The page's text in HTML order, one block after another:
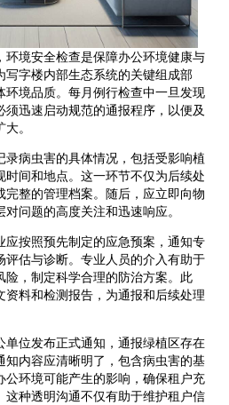
环境安全检查是保障办公环境健康与
写字楼内部生态系统的关键组成部
环境品质。每月例行检查中一旦发现
迅速启动规范的通报程序，以便及
。
病虫害的具体情况，包括受影响植
间和地点。这一环节不仅为后续处
整的管理档案。随后，应立即向物
问题的高度关注和迅速响应。
应按照预先制定的应急预案，通知专
评估与诊断。专业人员的介入有助于
险，制定科学合理的防治方案。此
资料和检测报告，为通报和后续处理
单位发布正式通知，通报绿植区存在
知内容应清晰明了，包含病虫害的基
公环境可能产生的影响，确保租户充
这种透明沟通不仅有助于维护租户信